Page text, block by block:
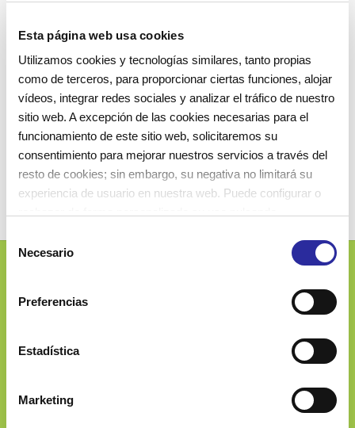
Esta página web usa cookies
Utilizamos cookies y tecnologías similares, tanto propias
como de terceros, para proporcionar ciertas funciones, alojar
vídeos, integrar redes sociales y analizar el tráfico de nuestro
sitio web. A excepción de las cookies necesarias para el
funcionamiento de este sitio web, solicitaremos su
consentimiento para mejorar nuestros servicios a través del
resto de cookies; sin embargo, su negativa no limitará su
experiencia de usuario en nuestra web. Puede configurar o
nuestraPolítica de Cookies
Necesario
Preferencias
Estadística
Marketing
Plantearnos la misión, la visión y los
valores consiste en explicar a la sociedad
quiénes somos, qué pretendemos hacer y
conseguir, y cómo lo queremos llevar a
cabo.